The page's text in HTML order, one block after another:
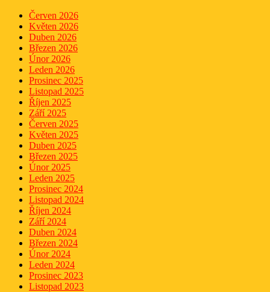
Červen 2026
Květen 2026
Duben 2026
Březen 2026
Únor 2026
Leden 2026
Prosinec 2025
Listopad 2025
Říjen 2025
Září 2025
Červen 2025
Květen 2025
Duben 2025
Březen 2025
Únor 2025
Leden 2025
Prosinec 2024
Listopad 2024
Říjen 2024
Září 2024
Duben 2024
Březen 2024
Únor 2024
Leden 2024
Prosinec 2023
Listopad 2023